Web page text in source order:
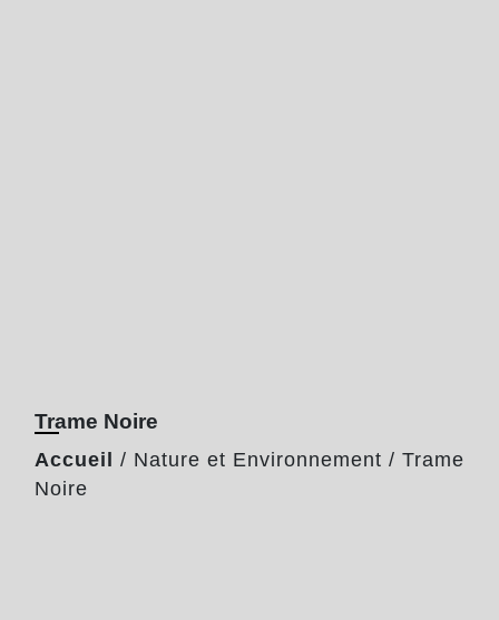
Trame Noire
Accueil / Nature et Environnement / Trame
Noire